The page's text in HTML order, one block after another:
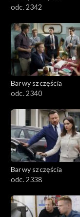
odc. 2342
Barwy szczęścia
odc. 2340
Barwy szczęścia
odc. 2338